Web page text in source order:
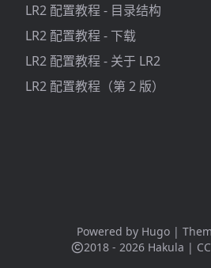
LR2 配置教程 - 目录结构
LR2 配置教程 - 下载
LR2 配置教程 - 关于 LR2
LR2 配置教程（第 2 版）
Powered by Hugo|
2018 - 2026 Hakula |